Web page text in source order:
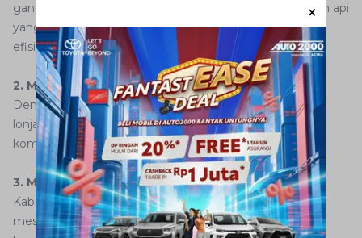
gangguan. Arus yang stabil akan menghasilkan percikan api
yang konsisten sehingga hasil pembakaran mesin lebih
efisien.
2. Melindungi Komponen Lain
Dengan adanya isolator, kabel membantu mencegah
lonjakan arus yang bisa menimbulkan kerusakan pada
komponen di sekitar mesin.
3. Mendukung Performa Mesin
Kabel yang masih dalam kondisi baik akan membantu
mesin menyala dengan mudah, bertenaga, dan lebih